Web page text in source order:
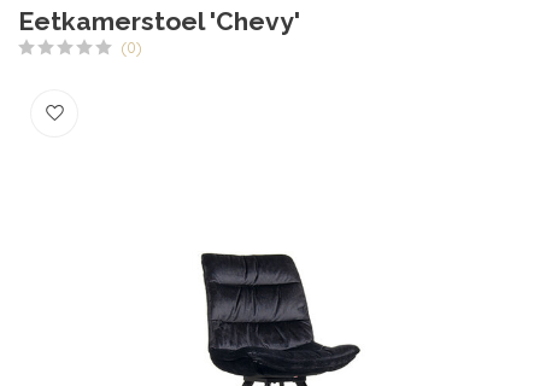
Eetkamerstoel 'Chevy'
(0)